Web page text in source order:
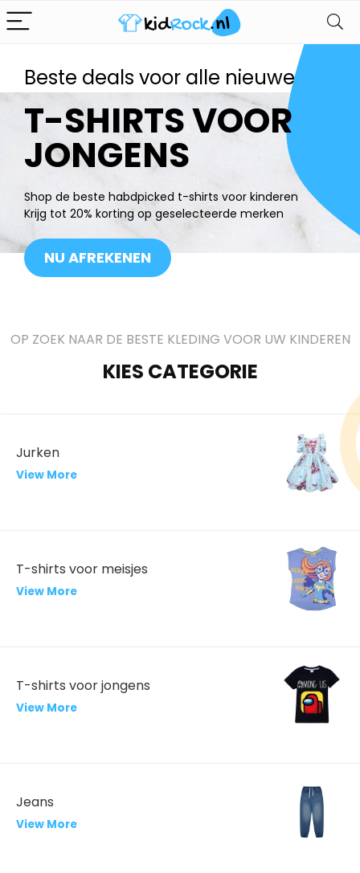
Beste deals voor alle nieuwe
T-SHIRTS VOOR
JONGENS
Shop de beste habdpicked t-shirts voor kinderen
Krijg tot 20% korting op geselecteerde merken
NU AFREKENEN
OP ZOEK NAAR DE BESTE KLEDING VOOR UW KINDEREN
KIES CATEGORIE
Jurken
View More
T-shirts voor meisjes
View More
T-shirts voor jongens
View More
Jeans
View More